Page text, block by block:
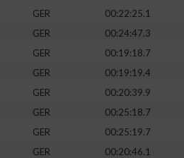
GER
00:22:25.1
GER
00:24:47.3
GER 00:19:18.7
GER
00:19:19.4
GER
00:20:39.9
GER
00:25:18.7
GER
00:25:19.7
GER 00:20:46.1